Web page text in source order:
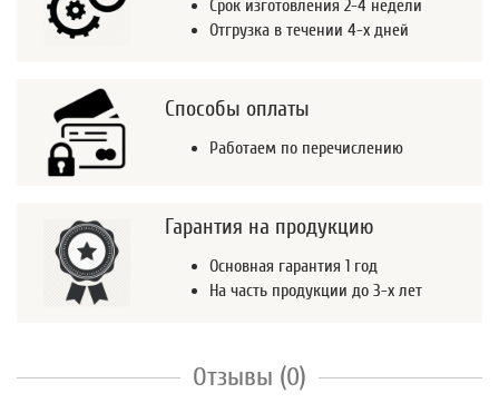
Срок изготовления 2-4 недели
Отгрузка в течении 4-х дней
Способы оплаты
Работаем по перечислению
Гарантия на продукцию
Основная гарантия 1 год
На часть продукции до 3-х лет
Отзывы (0)